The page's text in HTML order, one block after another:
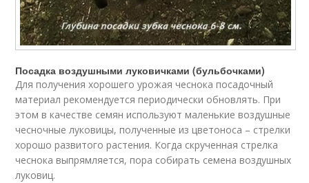
Посадка воздушными луковичками (бульбочками)
Для получения хорошего урожая чеснока посадочный
материал рекомендуется периодически обновлять. При
этом в качестве семян используют маленькие воздушные
чесночные луковицы, полученные из цветоноса – стрелки
хорошо развитого растения. Когда скрученная стрелка
чеснока выпрямляется, пора собирать семена воздушных
луковиц.